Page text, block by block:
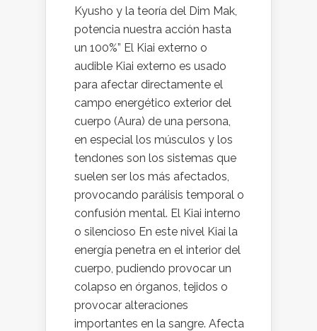
Kyusho y la teoría del Dim Mak,
potencia nuestra acción hasta
un 100%” El Kiai externo o
audible Kiai externo es usado
para afectar directamente el
campo energético exterior del
cuerpo (Aura) de una persona,
en especial los músculos y los
tendones son los sistemas que
suelen ser los más afectados,
provocando parálisis temporal o
confusión mental. El Kiai interno
o silencioso En este nivel Kiai la
energía penetra en el interior del
cuerpo, pudiendo provocar un
colapso en órganos, tejidos o
provocar alteraciones
importantes en la sangre. Afecta